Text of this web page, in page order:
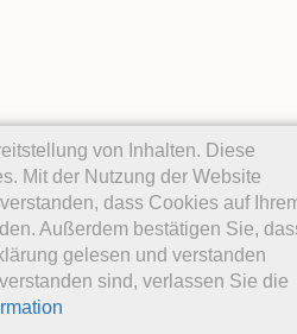
von Inhalten. Diese
Mit der Nutzung der Website
dass Cookies auf
Außerdem bestätigen Sie,
gelesen und verstanden
sind, verlassen Sie die